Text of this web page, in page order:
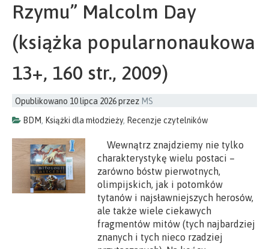
Rzymu” Malcolm Day
(książka popularnonaukowa
13+, 160 str., 2009)
Opublikowano 10 lipca 2026przez MS
BDM, Książki dla młodzieży, Recenzje czytelników
Wewnątrz znajdziemy nie tylko
charakterystykę wielu postaci –
zarówno bóstw pierwotnych,
olimpijskich, jak i potomków
tytanów i najsławniejszych herosów,
ale także wiele ciekawych
fragmentów mitów (tych najbardziej
znanych i tych nieco rzadziej